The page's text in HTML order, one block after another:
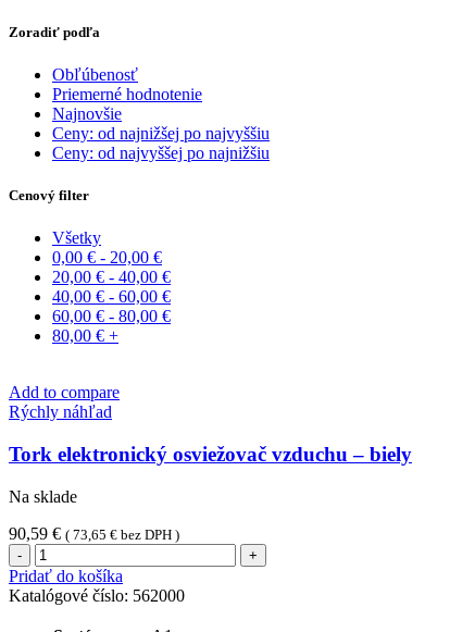
Zoradiť podľa
Obľúbenosť
Priemerné hodnotenie
Najnovšie
Ceny: od najnižšej po najvyššiu
Ceny: od najvyššej po najnižšiu
Cenový filter
Všetky
0,00 € - 20,00 €
20,00 € - 40,00 €
40,00 € - 60,00 €
60,00 € - 80,00 €
80,00 € +
Add to compare
Rýchly náhľad
Tork elektronický osviežovač vzduchu – biely
Na sklade
90,59 € ( 73,65 € bez DPH )
množstvo
Tork
elektronický
osviežovač
Pridať do košíka
Katalógové číslo: 562000